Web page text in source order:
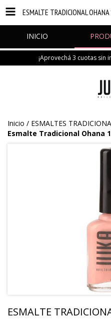
ESMALTE TRADICIONAL
INICIO
¡Aprovechá 3 cuotas sin
Inicio / ESMALTES
Esmalte Tradicional Ohana
ESMALTE